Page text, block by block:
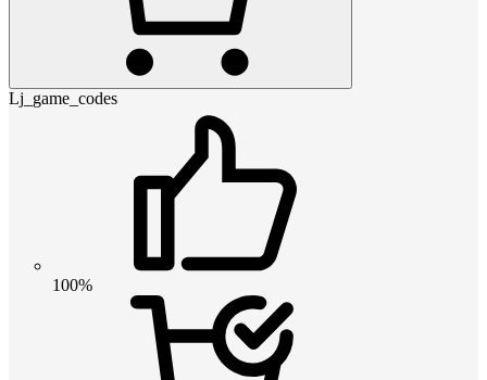
Lj_game_codes
100%